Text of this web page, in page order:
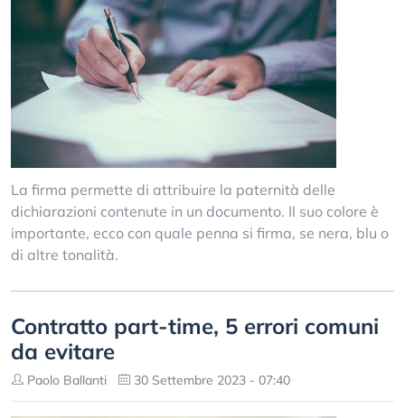
La firma permette di attribuire la paternità delle
dichiarazioni contenute in un documento. Il suo colore è
importante, ecco con quale penna si firma, se nera, blu o
di altre tonalità.
Contratto part-time, 5 errori comuni
da evitare
Paolo Ballanti 30 Settembre 2023 - 07:40